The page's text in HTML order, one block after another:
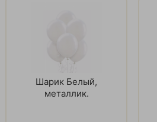
Шарик Белый,
металлик.